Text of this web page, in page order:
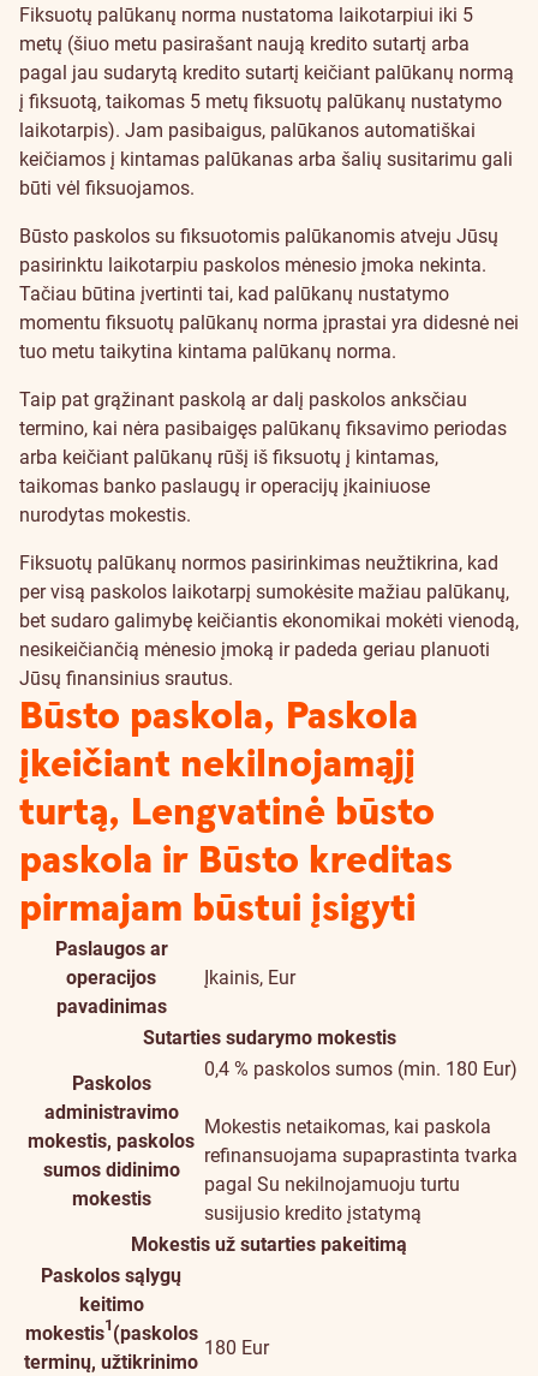
Fiksuotų palūkanų norma nustatoma laikotarpiui iki 5
metų (šiuo metu pasirašant naują kredito sutartį arba
pagal jau sudarytą kredito sutartį keičiant palūkanų normą
į fiksuotą, taikomas 5 metų fiksuotų palūkanų nustatymo
laikotarpis). Jam pasibaigus, palūkanos automatiškai
keičiamos į kintamas palūkanas arba šalių susitarimu gali
būti vėl fiksuojamos.
Būsto paskolos su fiksuotomis palūkanomis atveju Jūsų
pasirinktu laikotarpiu paskolos mėnesio įmoka nekinta.
Tačiau būtina įvertinti tai, kad palūkanų nustatymo
momentu fiksuotų palūkanų norma įprastai yra didesnė nei
tuo metu taikytina kintama palūkanų norma.
Taip pat grąžinant paskolą ar dalį paskolos anksčiau
termino, kai nėra pasibaigęs palūkanų fiksavimo periodas
arba keičiant palūkanų rūšį iš fiksuotų į kintamas,
taikomas banko paslaugų ir operacijų įkainiuose
nurodytas mokestis.
Fiksuotų palūkanų normos pasirinkimas neužtikrina, kad
per visą paskolos laikotarpį sumokėsite mažiau palūkanų,
bet sudaro galimybę keičiantis ekonomikai mokėti vienodą,
nesikeičiančią mėnesio įmoką ir padeda geriau planuoti
Jūsų finansinius srautus.
Būsto paskola, Paskola
įkeičiant nekilnojamąjį
turtą, Lengvatinė būsto
paskola ir Būsto kreditas
pirmajam būstui įsigyti
Paslaugos ar
operacijos
pavadinimas
Įkainis, Eur
Sutarties sudarymo mokestis
Paskolos
administravimo
mokestis, paskolos
sumos didinimo
mokestis
0,4 % paskolos sumos (min. 180 Eur)
Mokestis netaikomas, kai paskola
refinansuojama supaprastinta tvarka
pagal Su nekilnojamuoju turtu
susijusio kredito įstatymą
Mokestis už sutarties pakeitimą
Paskolos sąlygų
keitimo
mokestis1 (paskolos
terminų, užtikrinimo
180 Eur